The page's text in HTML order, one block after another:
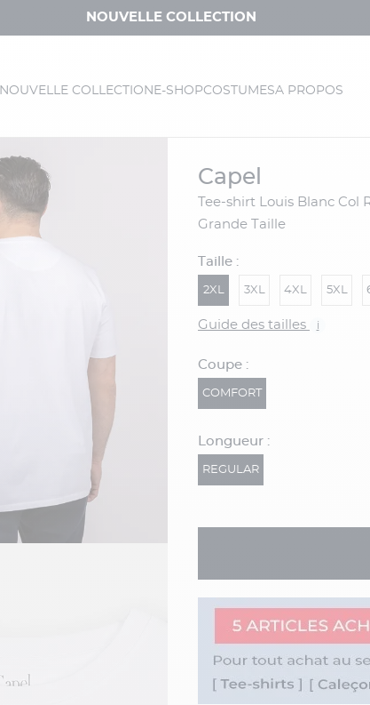
NOUVELLE COLLECTION
NOUVELLE COLLECTION E-SHOPCOSTUMESA PROPOS
capel
Grande Taille
Taille :
2XL 3XL 4XL 5XL
Guide des tailles i
Coupe :
COMFORT
Longueur :
REGULAR